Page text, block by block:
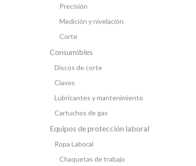
Precisión
Medición y nivelación
Corte
Consumibles
Discos de corte
Clavos
Lubricantes y mantenimiento
Cartuchos de gas
Equipos de protección laboral
Ropa Laboral
Chaquetas de trabajo